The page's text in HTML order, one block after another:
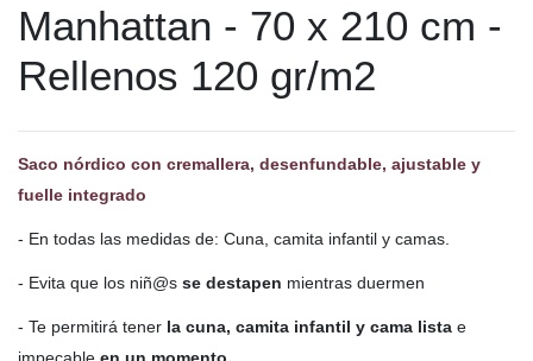
Manhattan - 70 x 210 cm -
Rellenos 120 gr/m2
Saco nórdico con cremallera, desenfundable, ajustable y
fuelle integrado
- En todas las medidas de: Cuna, camita infantil y camas.
- Evita que los niñ@s se destapen mientras duermen
- Te permitirá tener la cuna, camita infantil y cama lista e